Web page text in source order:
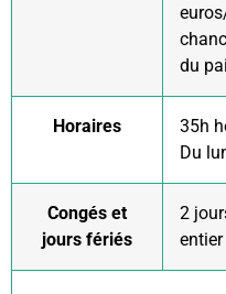
du
Horaires
35h
Du
Congés et
jours fériés
2